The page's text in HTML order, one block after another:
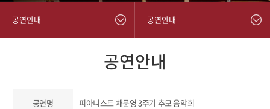
공연안내 공연안내
공연안내
공연명 피아니스트 채문영 3주기 추모 음악회